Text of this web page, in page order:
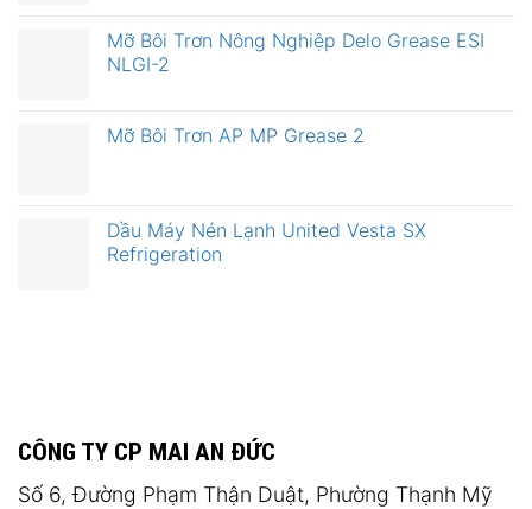
Mỡ Bôi Trơn Nông Nghiệp Delo Grease ESI
NLGI-2
Mỡ Bôi Trơn AP MP Grease 2
Dầu Máy Nén Lạnh United Vesta SX
Refrigeration
CÔNG TY CP MAI AN ĐỨC
Số 6, Đường Phạm Thận Duật, Phường Thạnh Mỹ